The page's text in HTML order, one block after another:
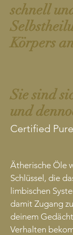
schnell
Körpers
Sie sind
und
Certified
Ätherische Öle
Schlüssel, die
limbischen
damit Zugang
deinem
Verhalten